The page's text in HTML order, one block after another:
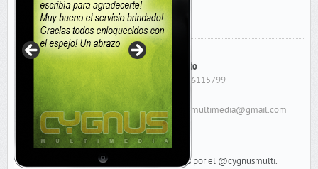
Contacto
Cel: 156115799
cygnusmultimedia@gmail.com
Tweets por el @cygnusmulti.